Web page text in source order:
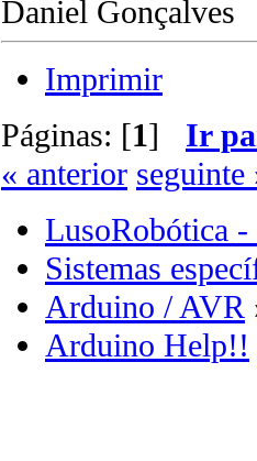
Daniel Gonçalves
Imprimir
Páginas: [1] Ir
« anterior seguinte
LusoRobótica -
Sistemas
Arduino / AVR
Arduino Help!!